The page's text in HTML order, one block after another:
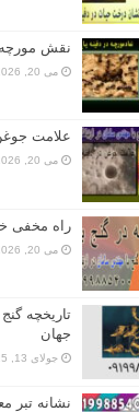
نقش مورچه
می 20, 2026
علامت
می 20, 2026
راه مخفی
می 20, 2026
تاریخچه
جهان
جولای 13, 2025
نشانه تبر